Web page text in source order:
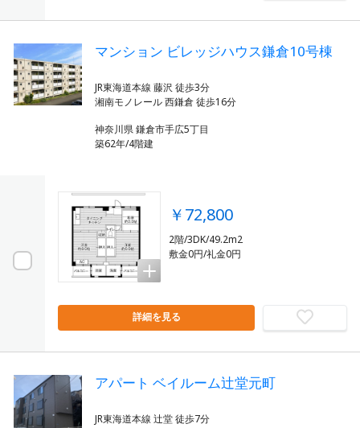
マンション ビレッジハウス鎌倉10号棟
JR東海道本線 藤沢 徒歩3分
神奈川県 鎌倉市手広5丁目
築62年/4階建
￥72,800
2階/3DK/49.2m2
敷金0円/礼金0円
詳細を見る
アパート ベイルーム辻堂元町
JR東海道本線 辻堂 徒歩7分